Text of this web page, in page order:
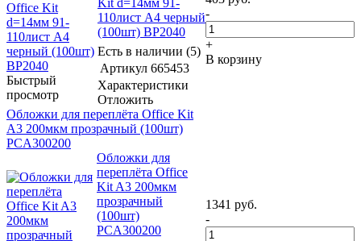
Быстрый
просмотр
110лист A4 черный
(100шт) BP2040
Есть в наличии (5)
Артикул 665453
Характеристики
Отложить
-
+
В корзину
Обложки для переплёта Office Kit
A3 200мкм прозрачный (100шт)
PCA300200
Обложки для
переплёта Office
Kit A3 200мкм
прозрачный
(100шт)
PCA300200
1341 руб.
-